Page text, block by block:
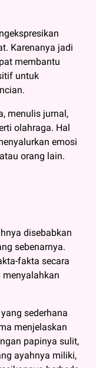
Karenanya jadi
membantu
untuk
menulis jurnal,
olahraga. Hal
emosi
orang lain.
disebabkan
sebenarnya.
fakta secara
sederhana
menjelaskan
papinya sulit,
ayahnya miliki,